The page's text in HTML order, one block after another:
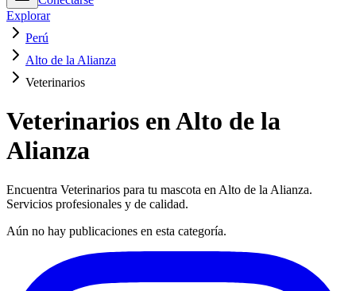
Explorar
Perú
Alto de la Alianza
Veterinarios
Veterinarios en Alto de la
Alianza
Encuentra Veterinarios para tu mascota en Alto de la Alianza.
Servicios profesionales y de calidad.
Aún no hay publicaciones en esta categoría.